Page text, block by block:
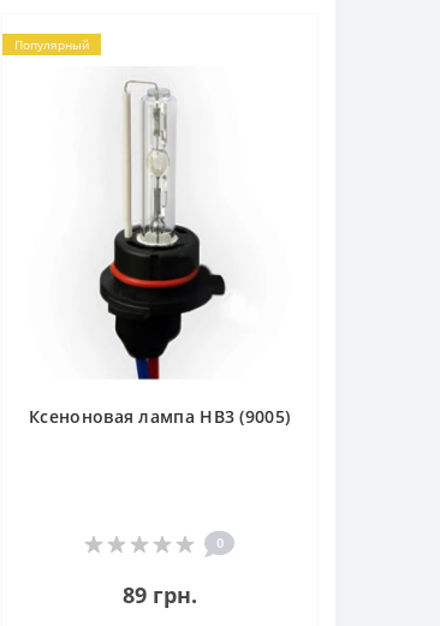
Популярный
Ксеноновая лампа HB3 (9005)
0
89 грн.